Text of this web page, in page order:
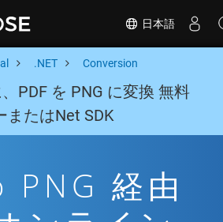
日本語
.NET Conversion
PDF を PNG に変換 無料
またはNet SDK
PNG 経由